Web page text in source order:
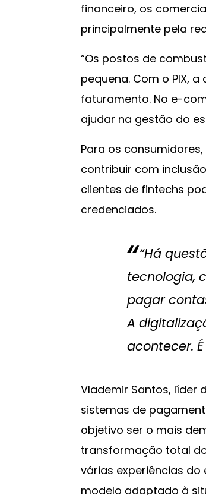
financeiro, os
principalmente pela
“Os postos de
pequena. Com o PIX,
faturamento. No e-
ajudar na gestão do
Para os
contribuir com
clientes de fintechs
credenciados.
“Há
tecnologia,
pagar
A
acontecer.
Vlademir Santos, líder
sistemas de
objetivo ser o mais
transformação total
várias experiências do
modelo adaptado à